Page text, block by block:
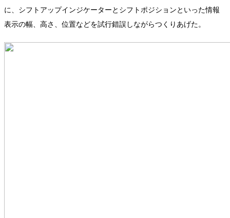
に、シフトアップインジケーターとシフトポジションといった情報
表示の幅、高さ、位置などを試行錯誤しながらつくりあげた。